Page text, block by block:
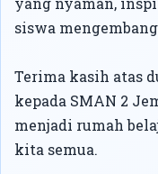
siswa
Terima kasih atas
kepada SMAN 2
menjadi rumah
kita semua.